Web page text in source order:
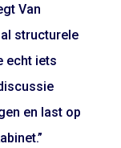
Van
al structurele
echt iets
en last op